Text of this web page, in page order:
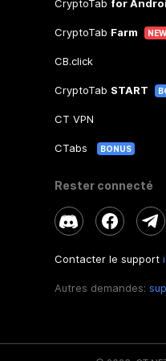
CryptoTab for
CryptoTab Farm NEW
CB.click
CryptoTab START
CT VPN
CTabs BONUS
Rester connecté
Contacter le support
Autres demandes: